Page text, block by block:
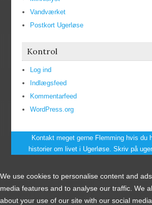
Vandværket
Postkort Ugerløse
Kontrol
Log ind
Indlægsfeed
Kommentarfeed
WordPress.org
Kontakt meget gerne Flemming hvis du
historier om livet i Ugerløse. Skriv på
We use cookies to personalise content and
media features and to analyse our traffic. We
about your use of our site with our social